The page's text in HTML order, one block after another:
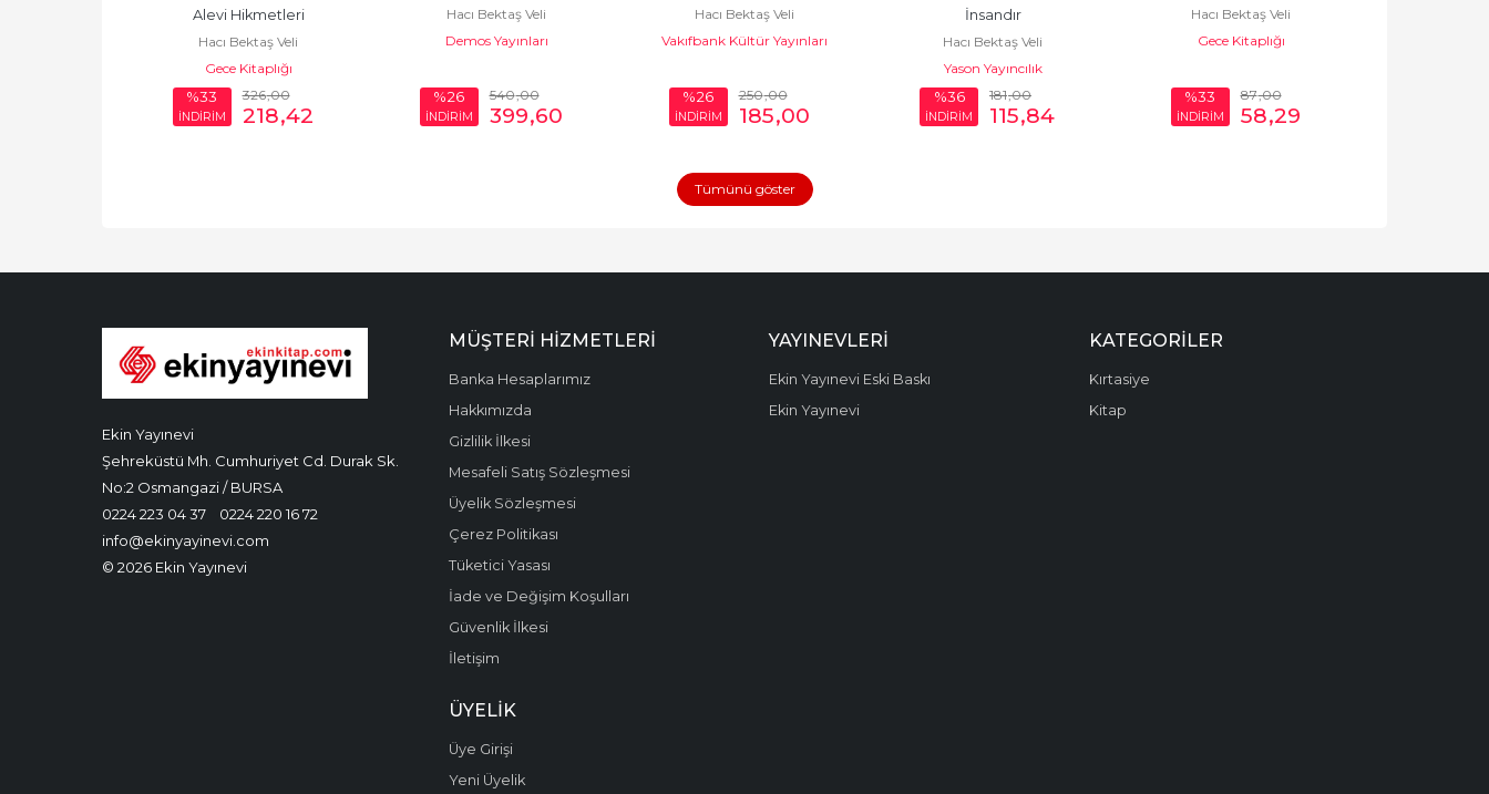
Alevi Hikmetleri
Hacı Bektaş Veli
Gece Kitaplığı
%33
İNDİRİM
326,00
218,42
Hacı Bektaş Veli
Demos Yayınları
%26
İNDİRİM
540,00
399,60
Hacı Bektaş Veli
Vakıfbank Kültür Yayınları
%26
İNDİRİM
250,00
185,00
İnsandır
Hacı Bektaş Veli
Yason Yayıncılık
%36
İNDİRİM
181,00
115,84
Hacı Bektaş Veli
Gece Kitaplığı
%33
İNDİRİM
87,00
58,29
Tümünü göster
Ekin Yayınevi
Şehreküstü Mh. Cumhuriyet Cd. Durak Sk.
No:2 Osmangazi / BURSA
0224 223 04 37
0224 220 16 72
info@ekinyayinevi.com
© 2026 Ekin Yayınevi
MÜŞTERI HIZMETLERI
Banka Hesaplarımız
Hakkımızda
Gizlilik İlkesi
Mesafeli Satış Sözleşmesi
Üyelik Sözleşmesi
Çerez Politikası
Tüketici Yasası
İade ve Değişim Koşulları
Güvenlik İlkesi
İletişim
YAYINEVLERI
Ekin Yayınevi Eski Baskı
Ekin Yayınevi
KATEGORILER
Kırtasiye
Kitap
ÜYELIK
Üye Girişi
Yeni Üyelik